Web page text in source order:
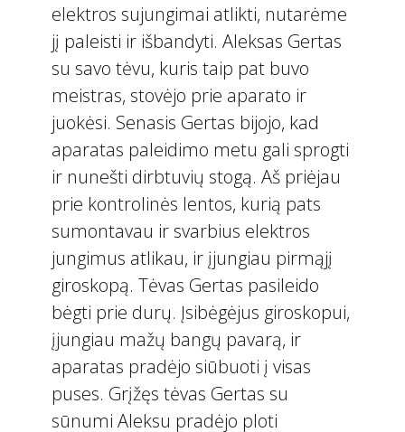
elektros sujungimai atlikti, nutarėme
jį paleisti ir išbandyti. Aleksas Gertas
su savo tėvu, kuris taip pat buvo
meistras, stovėjo prie aparato ir
juokėsi. Senasis Gertas bijojo, kad
aparatas paleidimo metu gali sprogti
ir nunešti dirbtuvių stogą. Aš priėjau
prie kontrolinės lentos, kurią pats
sumontavau ir svarbius elektros
jungimus atlikau, ir įjungiau pirmąjį
giroskopą. Tėvas Gertas pasileido
bėgti prie durų. Įsibėgėjus giroskopui,
įjungiau mažų bangų pavarą, ir
aparatas pradėjo siūbuoti į visas
puses. Grįžęs tėvas Gertas su
sūnumi Aleksu pradėjo ploti